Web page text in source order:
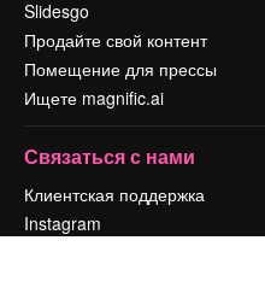
Slidesgo
Продайте свой контент
Помещение для прессы
Ищете magnific.ai
Связаться с нами
Клиентская поддержка
Instagram